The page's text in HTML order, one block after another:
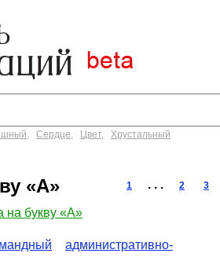
, Сердце, Цвет, Хрустальный
«А» 1 . . . 2 3
на букву «А»
административно-